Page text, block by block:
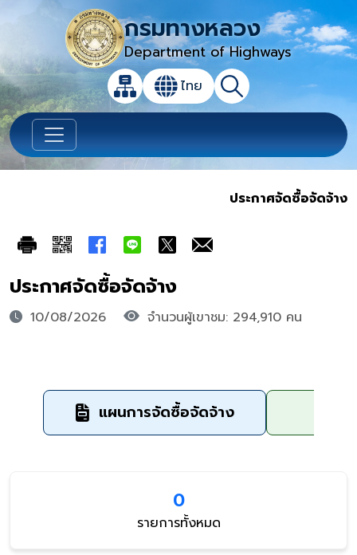
กรมทางหลวง
Department of Highways
แผนผังเว็บไซต์
เปลี่ยนภาษา
ไทย ค้นหา
เปิดกล่องค้นหาข้อมูลหลักของเว็บไซต์
ประกาศจัดซื้อจัดจ้าง
ประกาศจัดซื้อจัดจ้าง
10/08/2026 จำนวนผู้เขาชม: 294,910 คน
แผนการจัดซื้อจัดจ้าง
0
รายการทั้งหมด